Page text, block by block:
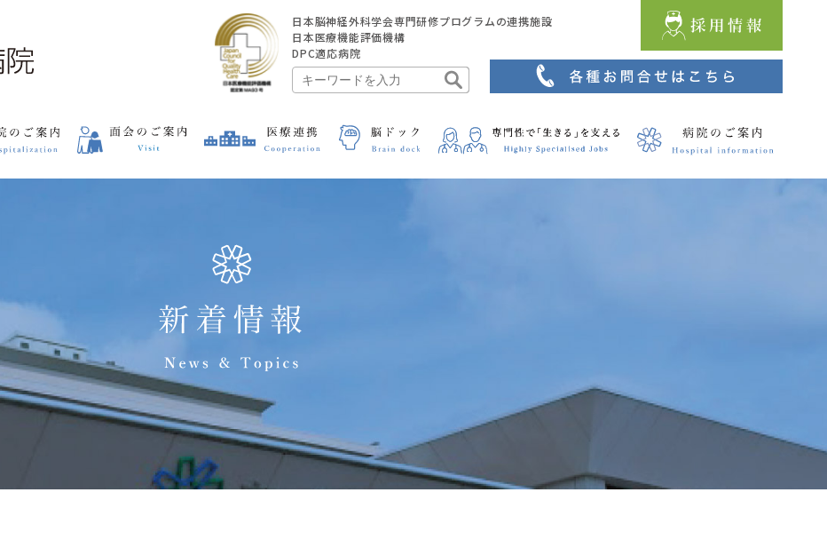
日本脳神経外科学会専門研修プログラムの連携施設
日本医療機能評価機構
DPC適応病院